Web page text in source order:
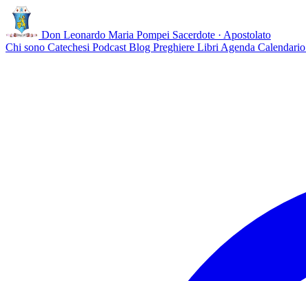
Don Leonardo Maria Pompei Sacerdote · Apostolato
Chi sono Catechesi Podcast Blog Preghiere Libri Agenda Calendario